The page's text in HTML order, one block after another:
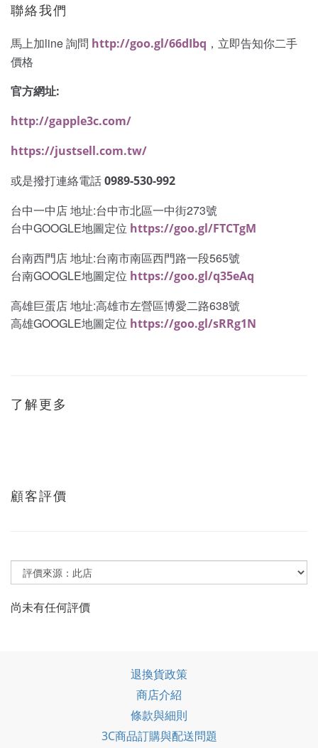
聯絡我們
馬上加line 詢問 http://goo.gl/66dIbq ，立即告知你二手
價格
官方網址:
http://gapple3c.com/
https://justsell.com.tw/
或是撥打連絡電話0989-530-992
台中一中店 地址:台中市北區一中街273號
台中GOOGLE地圖定位 https://goo.gl/FTCTgM
台南西門店 地址:台南市南區西門路一段565號
台南GOOGLE地圖定位 https://goo.gl/q35eAq
高雄巨蛋店 地址:高雄市左營區博愛二路638號
高雄GOOGLE地圖定位 https://goo.gl/sRRg1N
了解更多
顧客評價
尚未有任何評價
退換貨政策
商店介紹
條款與細則
3C商品訂購與配送問題